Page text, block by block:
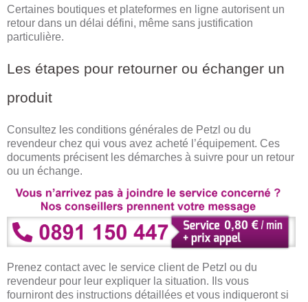
Certaines boutiques et plateformes en ligne autorisent un
retour dans un délai défini, même sans justification
particulière.
Les étapes pour retourner ou échanger un
produit
Consultez les conditions générales de Petzl ou du
revendeur chez qui vous avez acheté l’équipement. Ces
documents précisent les démarches à suivre pour un retour
ou un échange.
Prenez contact avec le service client de Petzl ou du
revendeur pour leur expliquer la situation. Ils vous
fourniront des instructions détaillées et vous indiqueront si